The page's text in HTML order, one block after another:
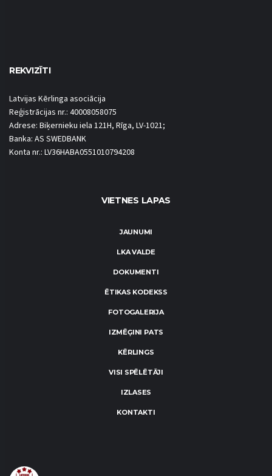
REKVIZĪTI
Latvijas Kērlinga asociācija
Reģistrācijas nr.: 40008058075
Adrese: Biķernieku iela 121H, Rīga, LV-1021;
Banka: AS SWEDBANK
Konta nr.: LV36HABA0551010794208
VIETNES LAPAS
JAUNUMI
LKA VALDE
DOKUMENTI
ĒTIKAS KODEKSS
FOTOGALERIJA
IZMĒĢINI PATS
KĒRLINGS
VISI SPĒLĒTĀJI
IZLASES
KONTAKTI